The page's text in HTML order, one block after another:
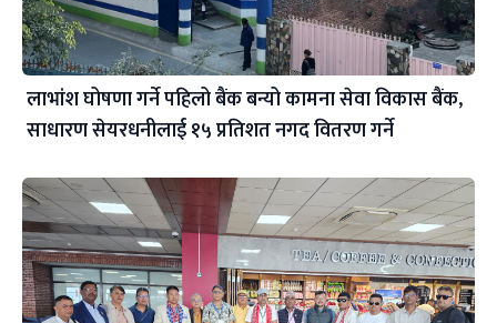
लाभांश घोषणा गर्ने पहिलो बैंक बन्यो कामना सेवा विकास बैंक,
साधारण सेयरधनीलाई १५ प्रतिशत नगद वितरण गर्ने